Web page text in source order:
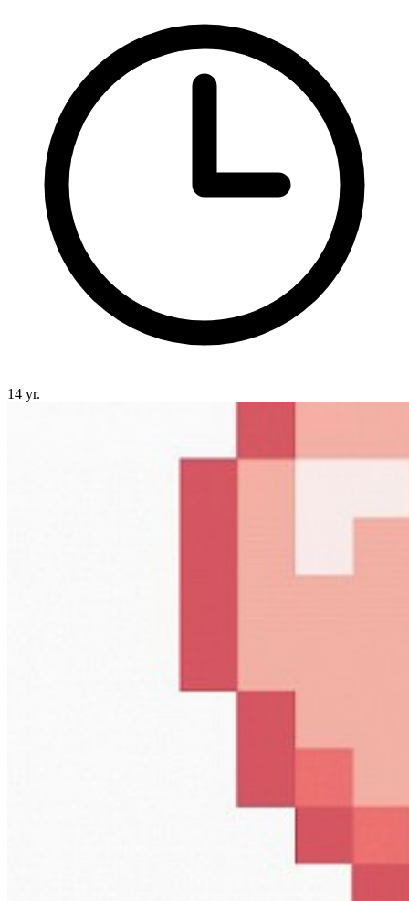
14 yr.